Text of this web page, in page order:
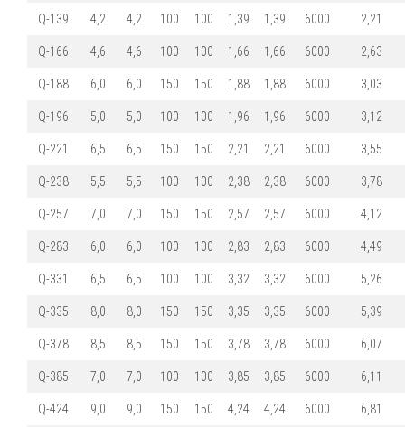
Q-139 4,2 4,2 100 100 1,39 1,39 6000 2,21
Q-166 4,6 4,6 100 100 1,66 1,66 6000 2,63
Q-188 6,0 6,0 150 150 1,88 1,88 6000 3,03
Q-196 5,0 5,0 100 100 1,96 1,96 6000 3,12
Q-221 6,5 6,5 150 150 2,21 2,21 6000 3,55
Q-238 5,5 5,5 100 100 2,38 2,38 6000 3,78
Q-257 7,0 7,0 150 150 2,57 2,57 6000 4,12
Q-283 6,0 6,0 100 100 2,83 2,83 6000 4,49
Q-331 6,5 6,5 100 100 3,32 3,32 6000 5,26
Q-335 8,0 8,0 150 150 3,35 3,35 6000 5,39
Q-378 8,5 8,5 150 150 3,78 3,78 6000 6,07
Q-385 7,0 7,0 100 100 3,85 3,85 6000 6,11
Q-424 9,0 9,0 150 150 4,24 4,24 6000 6,81